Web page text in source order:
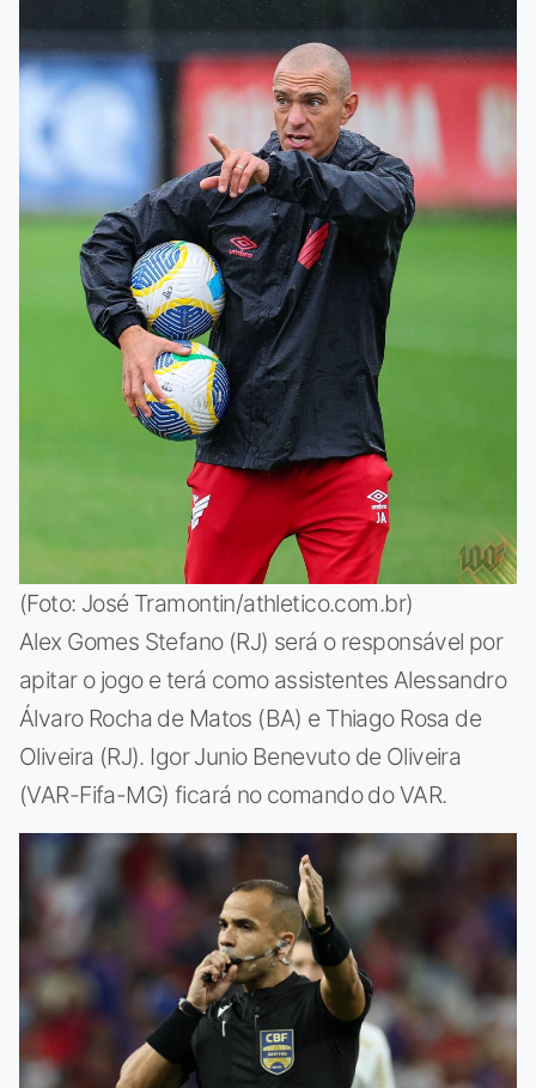
(Foto: José Tramontin/athletico.com.br)
Alex Gomes Stefano (RJ) será o responsável por
apitar o jogo e terá como assistentes Alessandro
Álvaro Rocha de Matos (BA) e Thiago Rosa de
Oliveira (RJ). Igor Junio Benevuto de Oliveira
(VAR-Fifa-MG) ficará no comando do VAR.